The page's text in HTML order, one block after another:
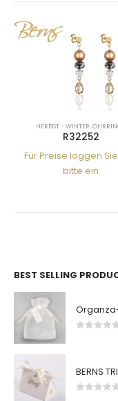
HERBST - WINTER,
R32252
Für Preise loggen
bitte ein
BEST SELLING
BERNS